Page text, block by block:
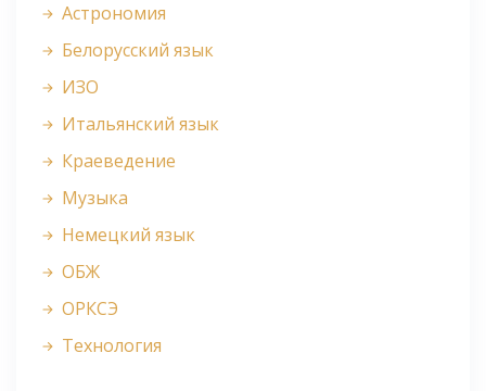
Астрономия
Белорусский язык
ИЗО
Итальянский язык
Краеведение
Музыка
Немецкий язык
ОБЖ
ОРКСЭ
Технология